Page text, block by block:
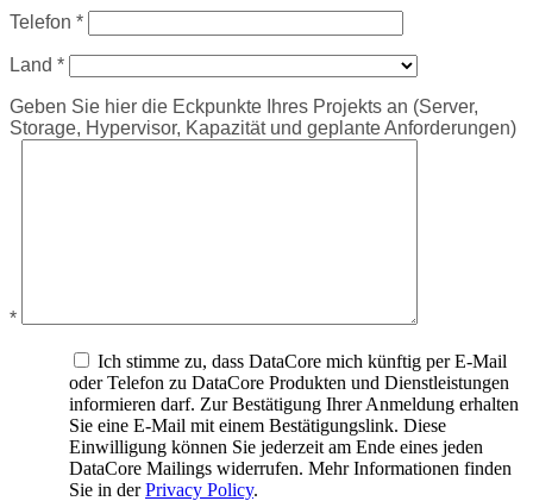
Telefon *
Land *
Geben Sie hier die Eckpunkte Ihres Projekts an (Server,
Storage, Hypervisor, Kapazität und geplante Anforderungen)
*
Ich stimme zu, dass DataCore mich künftig per E-Mail
oder Telefon zu DataCore Produkten und Dienstleistungen
informieren darf. Zur Bestätigung Ihrer Anmeldung erhalten
Sie eine E-Mail mit einem Bestätigungslink. Diese
Einwilligung können Sie jederzeit am Ende eines jeden
DataCore Mailings widerrufen. Mehr Informationen finden
Sie in derPrivacy Policy.